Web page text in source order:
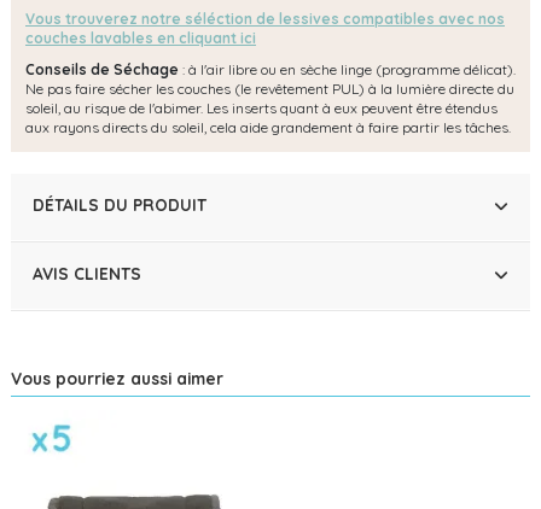
Vous trouverez notre séléction de lessives compatibles avec nos
couches lavables en cliquant ici
Conseils de Séchage : à l'air libre ou en sèche linge (programme délicat).
Ne pas faire sécher les couches (le revêtement PUL) à la lumière directe du
soleil, au risque de l'abimer. Les inserts quant à eux peuvent être étendus
aux rayons directs du soleil, cela aide grandement à faire partir les tâches.
DÉTAILS DU PRODUIT
AVIS CLIENTS
Vous pourriez aussi aimer